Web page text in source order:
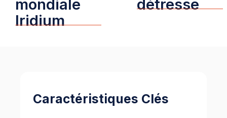
mondiale
Iridium
détresse
Caractéristiques Clés